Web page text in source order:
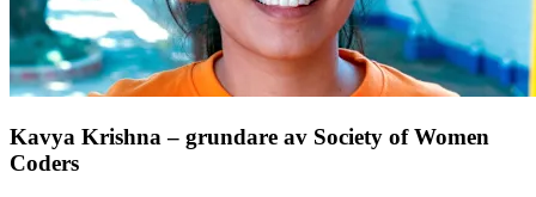
Kavya Krishna – grundare av Society of Women
Coders